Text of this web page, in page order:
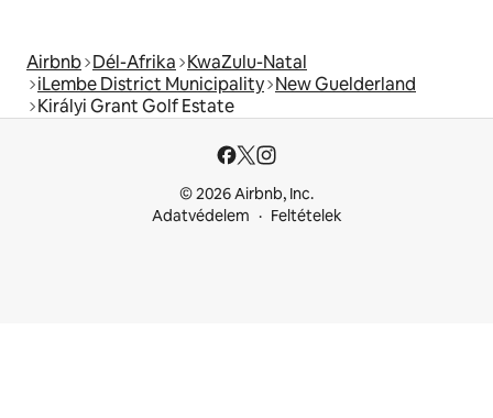
Airbnb Dél-Afrika KwaZulu-Natal
iLembe District Municipality New Guelderland
Királyi Grant Golf Estate
© 2026 Airbnb, Inc.
Adatvédelem
Feltételek